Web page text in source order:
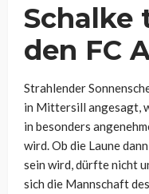
Schalke
den FC
Strahlender
in Mittersill angesagt,
in besonders
wird. Ob die Laune
sein wird, dürfte nicht
sich die Mannschaft